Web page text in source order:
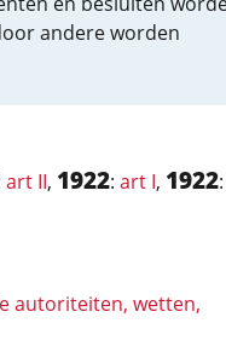
andere worden
art II, 1922: art I, 1922
autoriteiten, wetten,